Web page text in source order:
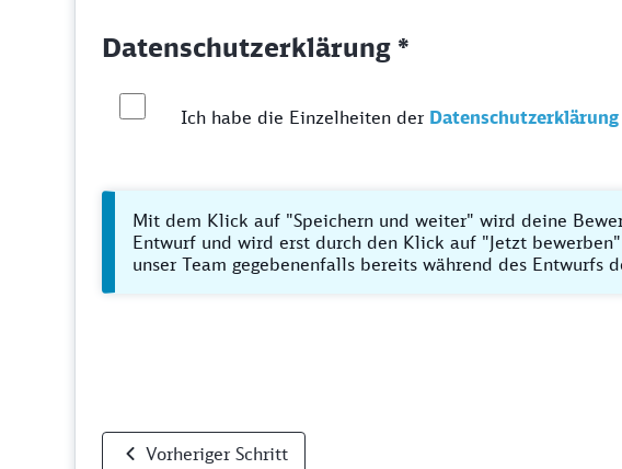
Datenschutzerklärung *
Ich habe die Einzelheiten der Datenschutzerklärung
Mit dem Klick auf "Speichern und weiter" wird deine
Entwurf und wird erst durch den Klick auf "Jetzt
unser Team gegebenenfalls bereits während des Entwurfs
Vorheriger Schritt